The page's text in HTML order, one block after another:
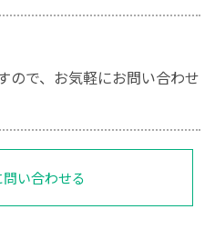
ので、お気軽にお問い合わせ
い合わせる